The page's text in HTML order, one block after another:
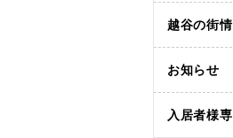
越谷の街
お知らせ
入居者様